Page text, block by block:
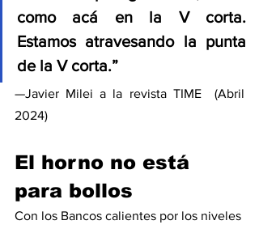
como acá en la V corta.
Estamos atravesando la punta
de la V corta.”
—Javier Milei a la revista TIME  (Abril
2024)
El horno no está
para bollos
Con los Bancos calientes por los niveles